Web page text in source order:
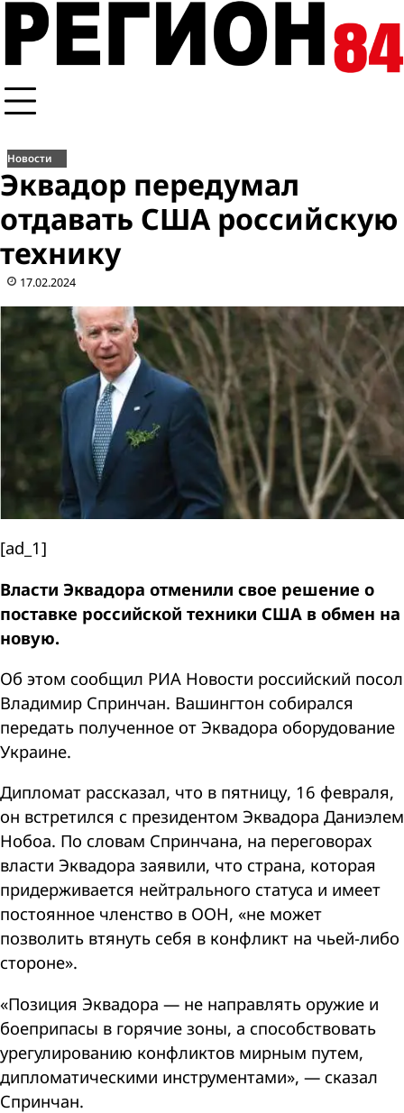
Перейти
содержимому
Новости
Эквадор передумал
отдавать США российскую
технику
17.02.2024
[ad_1]
Власти Эквадора отменили свое решение о
поставке российской техники США в обмен на
новую.
Об этом сообщил РИА Новости российский посол
Владимир Спринчан. Вашингтон собирался
передать полученное от Эквадора оборудование
Украине.
Дипломат рассказал, что в пятницу, 16 февраля,
он встретился с президентом Эквадора Даниэлем
Нобоа. По словам Спринчана, на переговорах
власти Эквадора заявили, что страна, которая
придерживается нейтрального статуса и имеет
постоянное членство в ООН, «не может
позволить втянуть себя в конфликт на чьей-либо
стороне».
«Позиция Эквадора — не направлять оружие и
боеприпасы в горячие зоны, а способствовать
урегулированию конфликтов мирным путем,
дипломатическими инструментами», — сказал
Спринчан.